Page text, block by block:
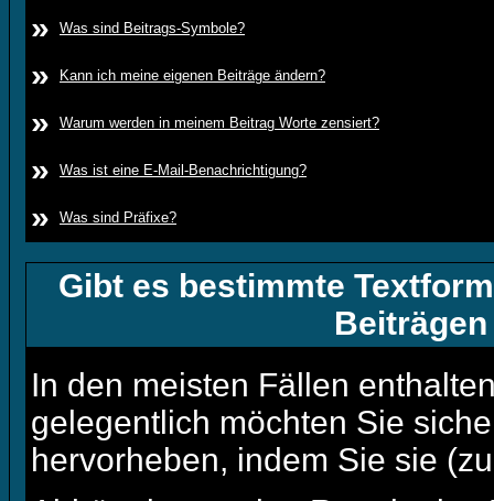
» Was sind Beitrags-Symbole?
» Kann ich meine eigenen Beiträge ändern?
» Warum werden in meinem Beitrag Worte zensiert?
» Was ist eine E-Mail-Benachrichtigung?
» Was sind Präfixe?
Gibt es bestimmte
In den meisten Fällen
gelegentlich möchten Sie
hervorheben, indem Sie sie